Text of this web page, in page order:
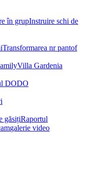
în grupInstruire schi de
Transformarea nr pantof
Villa Gardenia
DODO
găsițiRaportul
galerie video